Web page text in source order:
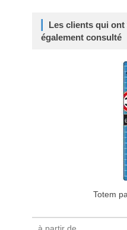
Les clients qui
également consulté
Totem